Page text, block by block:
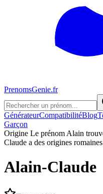
PrenomsGenie.fr
GénérateurCompatibilitéBlog
Garçon
Origine Le prénom Alain
Claude a des origines
Alain-Claude